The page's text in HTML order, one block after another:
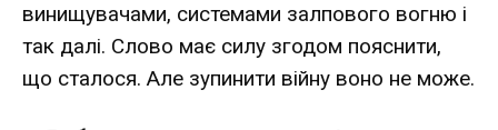
винищувачами, системами залпового вогню і
так далі. Слово має силу згодом пояснити,
що сталося. Але зупинити війну воно не може.